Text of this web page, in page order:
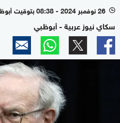
l 26 نوفمبر 2024 - 08:38 بتوقيت أبوظبي
سكاي نيوز عربية - أبوظبي